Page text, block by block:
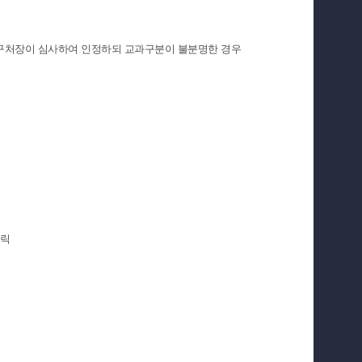
처장이 심사하여 인정하되 교과구분이 불분명한 경우